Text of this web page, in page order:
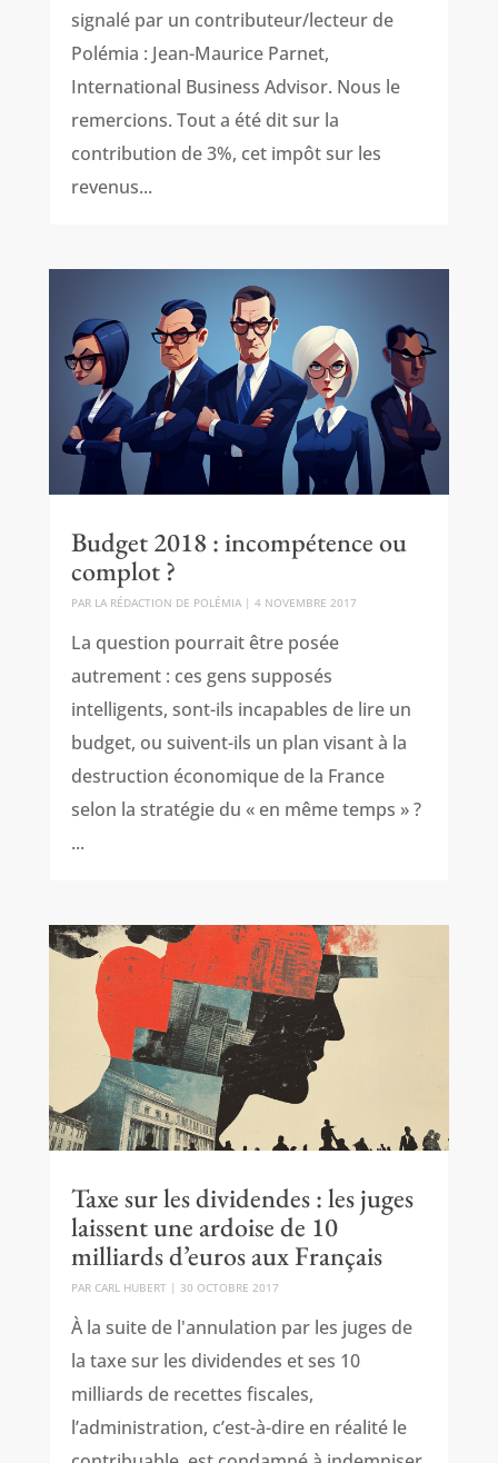
signalé par un contributeur/lecteur de
Polémia : Jean-Maurice Parnet,
International Business Advisor. Nous le
remercions. Tout a été dit sur la
contribution de 3%, cet impôt sur les
revenus...
Budget 2018 : incompétence ou
complot ?
PAR LA RÉDACTION DE POLÉMIA| 4 NOVEMBRE 2017
La question pourrait être posée
autrement : ces gens supposés
intelligents, sont-ils incapables de lire un
budget, ou suivent-ils un plan visant à la
destruction économique de la France
selon la stratégie du « en même temps » ?
...
Taxe sur les dividendes : les juges
laissent une ardoise de 10
milliards d’euros aux Français
PAR CARL HUBERT| 30 OCTOBRE 2017
À la suite de l'annulation par les juges de
la taxe sur les dividendes et ses 10
milliards de recettes fiscales,
l’administration, c’est-à-dire en réalité le